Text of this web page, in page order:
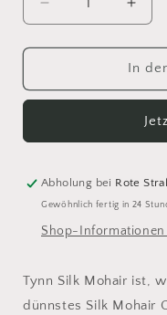
Verringere
die
Menge
Sandnes
Mohair
die
für
Silk
In
Abholung bei Rote
Gewöhnlich fertig in 24
Shop-Informationen
Tynn Silk Mohair ist,
dünnstes Silk Mohair